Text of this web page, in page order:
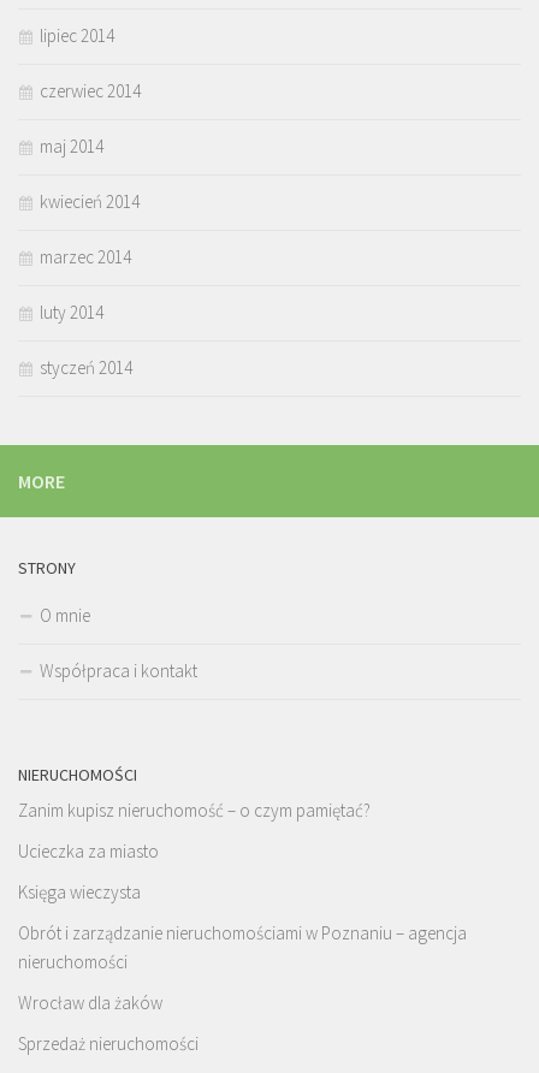
lipiec 2014
czerwiec 2014
maj 2014
kwiecień 2014
marzec 2014
luty 2014
styczeń 2014
MORE
STRONY
O mnie
Współpraca i kontakt
NIERUCHOMOŚCI
Zanim kupisz nieruchomość – o czym pamiętać?
Ucieczka za miasto
Księga wieczysta
Obrót i zarządzanie nieruchomościami w Poznaniu – agencja
nieruchomości
Wrocław dla żaków
Sprzedaż nieruchomości